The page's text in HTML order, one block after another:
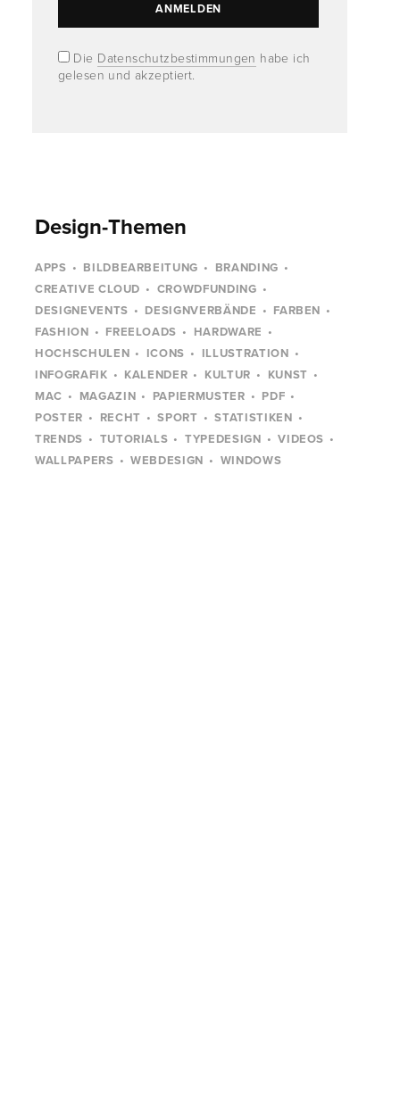
Die Datenschutzbestimmungen habe ich
gelesen und akzeptiert.
Design-Themen
APPS BILDBEARBEITUNG
BRANDING
CREATIVE CLOUD
CROWDFUNDING
DESIGNEVENTS
DESIGNVERBÄNDE
FARBEN
FASHION
FREELOADS
HARDWARE
HOCHSCHULEN
ICONS
ILLUSTRATION
INFOGRAFIK
KALENDER KULTUR
KUNST
MAC
MAGAZIN PAPIERMUSTER
PDF
POSTER
RECHT SPORT
STATISTIKEN
TRENDS
TUTORIALS TYPEDESIGN
VIDEOS
WALLPAPERS
WEBDESIGN WINDOWS